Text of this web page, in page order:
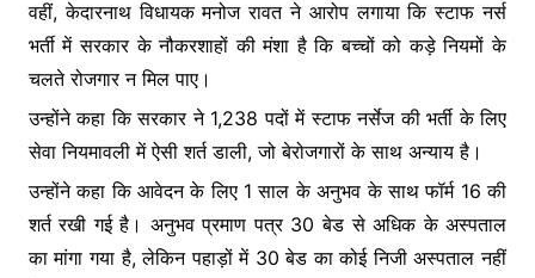
वहीं, केदारनाथ विधायक मनोज रावत ने आरोप लगाया कि स्टाफ नर्स
भर्ती में सरकार के नौकरशाहों की मंशा है कि बच्चों को कड़े नियमों के
चलते रोजगार न मिल पाए।
उन्होंने कहा कि सरकार ने 1,238 पदों में स्टाफ नर्सेज की भर्ती के लिए
सेवा नियमावली में ऐसी शर्त डाली, जो बेरोजगारों के साथ अन्याय है।
उन्होंने कहा कि आवेदन के लिए 1 साल के अनुभव के साथ फॉर्म 16 की
शर्त रखी गई है। अनुभव प्रमाण पत्र 30 बेड से अधिक के अस्पताल
का मांगा गया है, लेकिन पहाड़ों में 30 बेड का कोई निजी अस्पताल नहीं